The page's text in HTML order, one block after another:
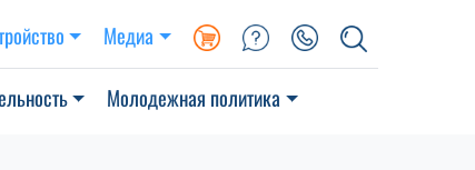
Медиа
Молодежная политика